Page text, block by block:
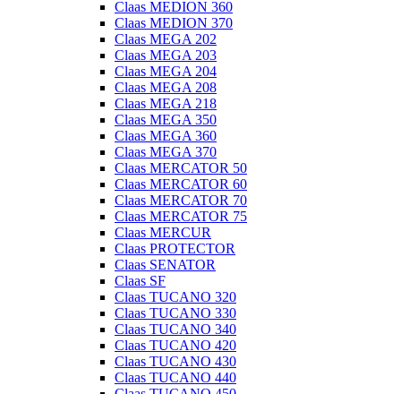
Claas MEDION 360
Claas MEDION 370
Claas MEGA 202
Claas MEGA 203
Claas MEGA 204
Claas MEGA 208
Claas MEGA 218
Claas MEGA 350
Claas MEGA 360
Claas MEGA 370
Claas MERCATOR 50
Claas MERCATOR 60
Claas MERCATOR 70
Claas MERCATOR 75
Claas MERCUR
Claas PROTECTOR
Claas SENATOR
Claas SF
Claas TUCANO 320
Claas TUCANO 330
Claas TUCANO 340
Claas TUCANO 420
Claas TUCANO 430
Claas TUCANO 440